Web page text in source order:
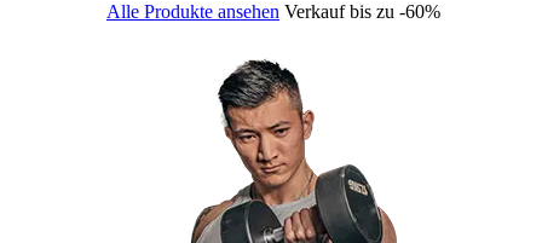
Alle Produkte ansehen Verkauf bis zu -60%